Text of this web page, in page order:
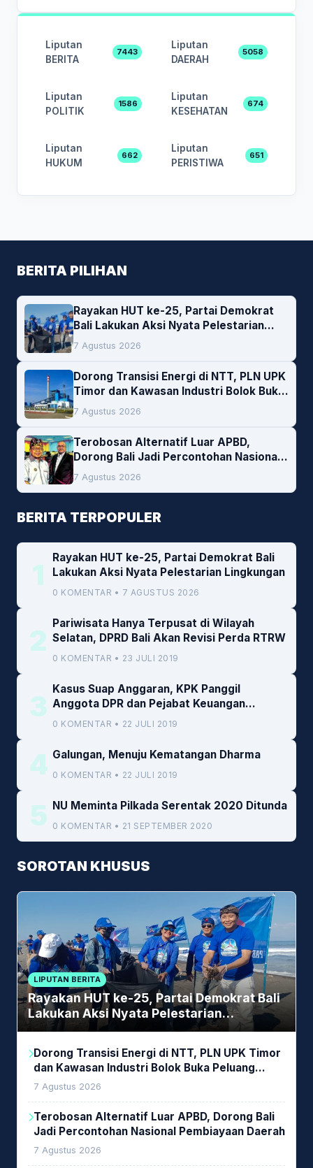
Liputan
BERITA
7443
Liputan
DAERAH
5058
Liputan
POLITIK
1586
Liputan
KESEHATAN
674
Liputan
HUKUM
662
Liputan
PERISTIWA
651
BERITA PILIHAN
Rayakan HUT ke-25, Partai Demokrat
Bali Lakukan Aksi Nyata Pelestarian
Lingkungan
7 Agustus 2026
Dorong Transisi Energi di NTT, PLN UPK
Timor dan Kawasan Industri Bolok Buka
Peluang Investasi Woodchip untuk
Cofiring PLTU Bolok
7 Agustus 2026
Terobosan Alternatif Luar APBD,
Dorong Bali Jadi Percontohan Nasional
Pembiayaan Daerah
7 Agustus 2026
BERITA TERPOPULER
1
Rayakan HUT ke-25, Partai Demokrat Bali
Lakukan Aksi Nyata Pelestarian Lingkungan
0 KOMENTAR • 7 AGUSTUS 2026
2
Pariwisata Hanya Terpusat di Wilayah
Selatan, DPRD Bali Akan Revisi Perda RTRW
0 KOMENTAR • 23 JULI 2019
3
Kasus Suap Anggaran, KPK Panggil
Anggota DPR dan Pejabat Keuangan
Kemenkeu
0 KOMENTAR • 22 JULI 2019
4 Galungan, Menuju Kematangan Dharma
0 KOMENTAR • 22 JULI 2019
5 NU Meminta Pilkada Serentak 2020 Ditunda
0 KOMENTAR • 21 SEPTEMBER 2020
SOROTAN KHUSUS
LIPUTAN BERITA
Rayakan HUT ke-25, Partai Demokrat Bali
Lakukan Aksi Nyata Pelestarian
Lingkungan
Dorong Transisi Energi di NTT, PLN UPK Timor
dan Kawasan Industri Bolok Buka Peluang
Investasi Woodchip untuk Cofiring PLTU Bolok
7 Agustus 2026
Terobosan Alternatif Luar APBD, Dorong Bali
Jadi Percontohan Nasional Pembiayaan Daerah
7 Agustus 2026